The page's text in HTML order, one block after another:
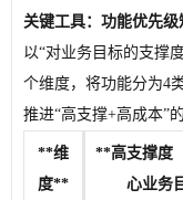
关键工具：功能优先级
以“对业务目标的支撑
个维度，将功能分为4
推进“高支撑+高成本”
**维
度**
**高支撑度
心业务